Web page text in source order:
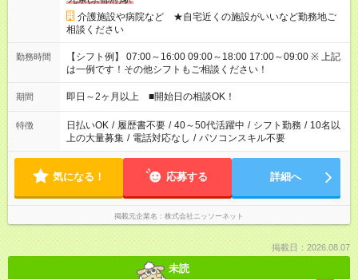
介護施設や病院など ★自宅近くの施設がいいなど勤務地ご
相談ください
勤務時間
【シフト例】 07:00～16:00 09:00～18:00 17:00～09:00 ※ 上記
は一例です！その他シフトもご相談ください！
期間 即日～2ヶ月以上 ■開始日の相談OK！
特徴 日払いOK / 履歴書不要 / 40～50代活躍中 / シフト勤務 / 10名以
上の大量募集 / 電話対応なし / パソコンスキル不要
気になる！ 応募する 詳細へ
掲載元企業名 株式会社ニッソーネット
掲載日：2026.08.07
未読